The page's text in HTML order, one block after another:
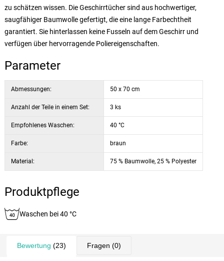
zu schätzen wissen. Die Geschirrtücher sind aus hochwertiger,
saugfähiger Baumwolle gefertigt, die eine lange Farbechtheit
garantiert. Sie hinterlassen keine Fusseln auf dem Geschirr und
verfügen über hervorragende Poliereigenschaften.
Parameter
Abmessungen: 50 x 70 cm
Anzahl der Teile in einem Set: 3 ks
Empfohlenes Waschen: 40 °C
Farbe: braun
Material: 75 % Baumwolle, 25 % Polyester
Produktpflege
Waschen bei 40 °C
Bewertung (23) Fragen (0)